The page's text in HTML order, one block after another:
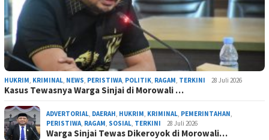
HUKRIM, KRIMINAL, NEWS, PERISTIWA, POLITIK, RAGAM, TERKINI 28 Juli 2026
Kasus Tewasnya Warga Sinjai di Morowali …
ADVERTORIAL, DAERAH, HUKRIM, KRIMINAL, PEMERINTAHAN,
PERISTIWA, RAGAM, SOSIAL, TERKINI 28 Juli 2026
Warga Sinjai Tewas Dikeroyok di Morowali…